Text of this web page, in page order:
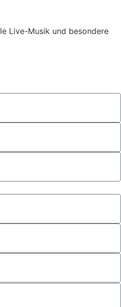
Live-Musik und besondere